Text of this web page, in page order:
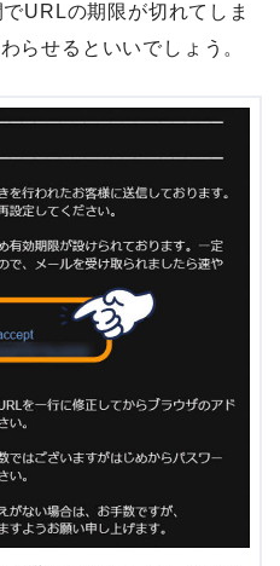
URLの期限が切れてしま
らせるといいでしょう。